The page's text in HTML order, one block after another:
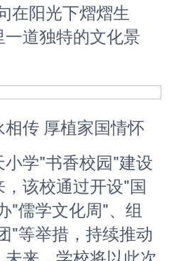
在阳光下熠熠生
道独特的文化景
传 厚植家国情怀
学"书香校园"建设
该校通过开设"国
"儒学文化周"、组
"等举措，持续推动